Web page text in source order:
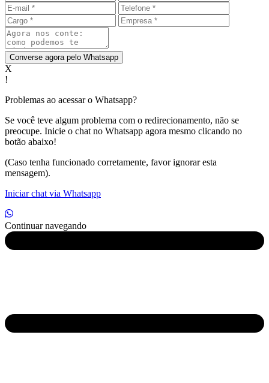
Converse agora pelo Whatsapp
X
!
Problemas ao acessar o Whatsapp?
Se você teve algum problema com o redirecionamento, não se
preocupe. Inicie o chat no Whatsapp agora mesmo clicando no
botão abaixo!
(Caso tenha funcionado corretamente, favor ignorar esta
mensagem).
Iniciar chat via Whatsapp
Continuar navegando